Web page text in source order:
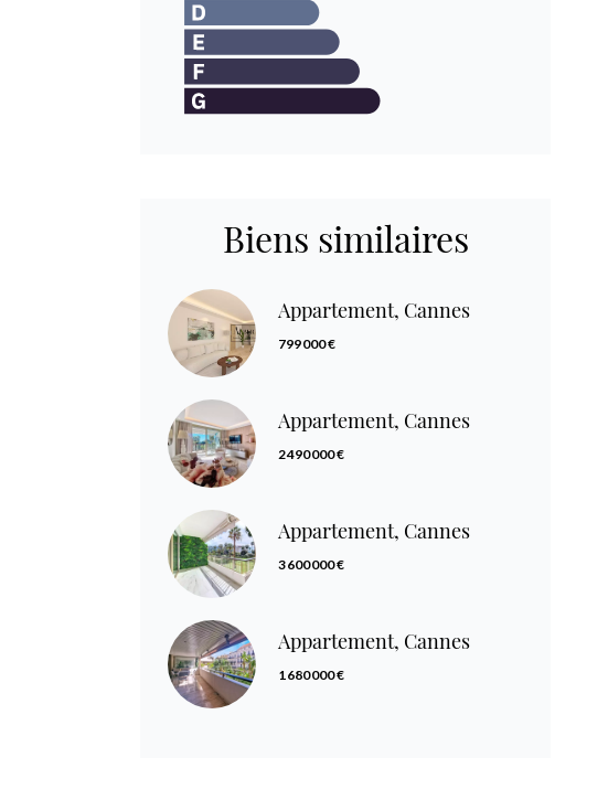
Biens similaires
Appartement, Cannes
799 000 €
Appartement, Cannes
2 490 000 €
Appartement, Cannes
3 600 000 €
Appartement, Cannes
1 680 000 €